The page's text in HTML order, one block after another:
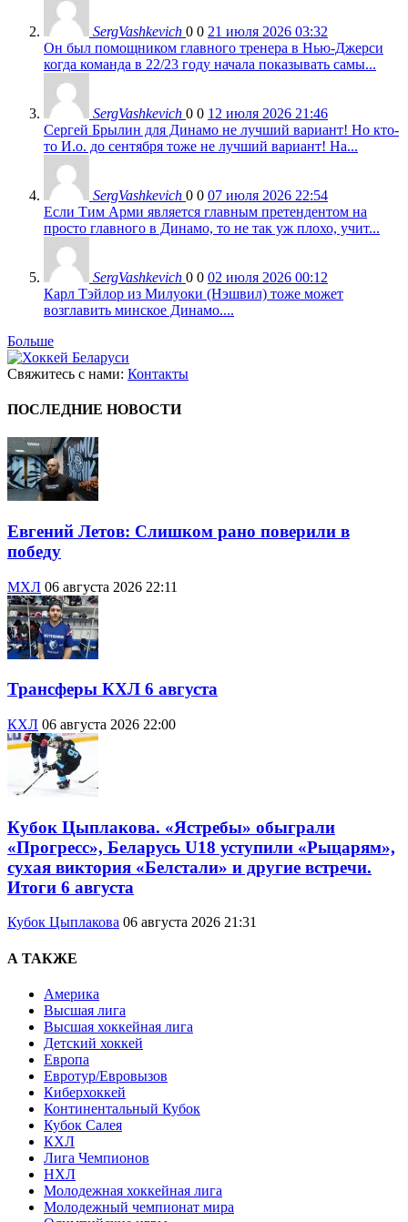
SergVashkevich 0 0 21 июля 2026 03:32
Он был помощником главного тренера в Нью-Джерси
когда команда в 22/23 году начала показывать самы...
SergVashkevich 0 0 12 июля 2026 21:46
Сергей Брылин для Динамо не лучший вариант! Но кто-
то И.о. до сентября тоже не лучший вариант! На...
SergVashkevich 0 0 07 июля 2026 22:54
Если Тим Арми является главным претендентом на
просто главного в Динамо, то не так уж плохо, учит...
SergVashkevich 0 0 02 июля 2026 00:12
Карл Тэйлор из Милуоки (Нэшвил) тоже может
возглавить минское Динамо....
Больше
Свяжитесь с нами: Контакты
ПОСЛЕДНИЕ НОВОСТИ
Евгений Летов: Слишком рано поверили в
победу
МХЛ 06 августа 2026 22:11
Трансферы КХЛ 6 августа
КХЛ 06 августа 2026 22:00
Кубок Цыплакова. «Ястребы» обыграли
«Прогресс», Беларусь U18 уступили «Рыцарям»,
сухая виктория «Белстали» и другие встречи.
Итоги 6 августа
Кубок Цыплакова 06 августа 2026 21:31
А ТАКЖЕ
Америка
Высшая лига
Высшая хоккейная лига
Детский хоккей
Европа
Евротур/Евровызов
Киберхоккей
Континентальный Кубок
Кубок Салея
КХЛ
Лига Чемпионов
НХЛ
Молодежная хоккейная лига
Молодежный чемпионат мира